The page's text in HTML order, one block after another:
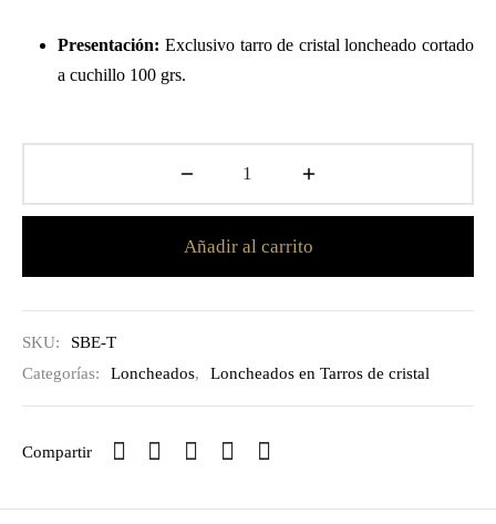
Presentación: Exclusivo tarro de cristal loncheado cortado
a cuchillo 100 grs.
Añadir al carrito
SKU:
SBE-T
Categorías:
Loncheados, Loncheados en Tarros de cristal
Compartir